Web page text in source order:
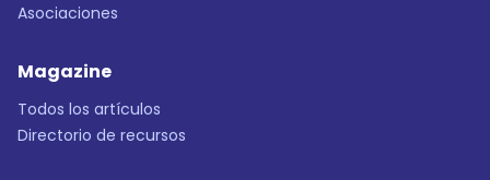
Asociaciones
Magazine
Todos los artículos
Directorio de recursos